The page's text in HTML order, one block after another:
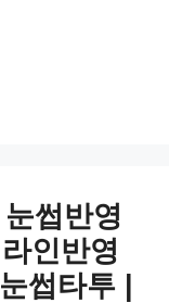
썹반영
인반영
썹타투 |